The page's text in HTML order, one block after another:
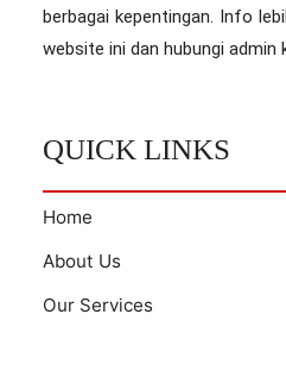
berbagai kepentingan. Info
website ini dan hubungi admin
QUICK LINKS
Home
About Us
Our Services